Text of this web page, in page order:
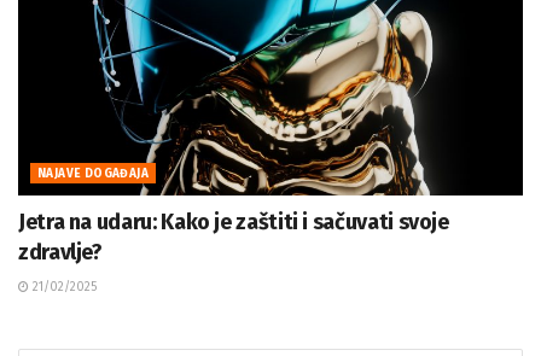
NAJAVE DOGAĐAJA
Jetra na udaru: Kako je zaštiti i sačuvati svoje
zdravlje?
21/02/2025